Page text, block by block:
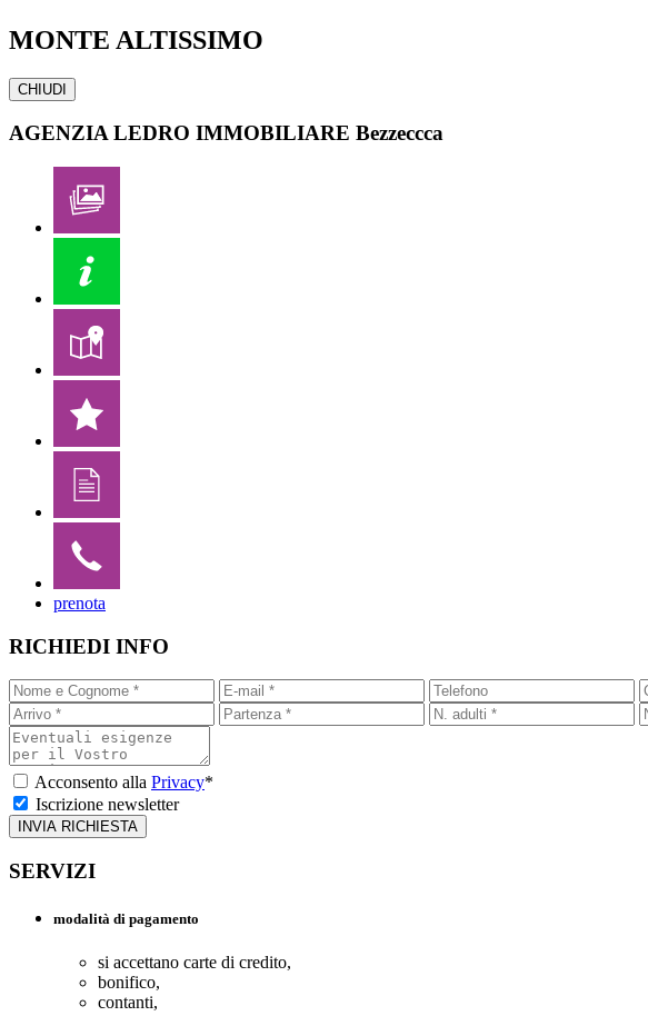
MONTE ALTISSIMO
CHIUDI
AGENZIA LEDRO IMMOBILIARE Bezzeccca
prenota
RICHIEDI INFO
Acconsento alla Privacy*
Iscrizione newsletter
SERVIZI
modalità di pagamento
si accettano carte di credito,
bonifico,
contanti,